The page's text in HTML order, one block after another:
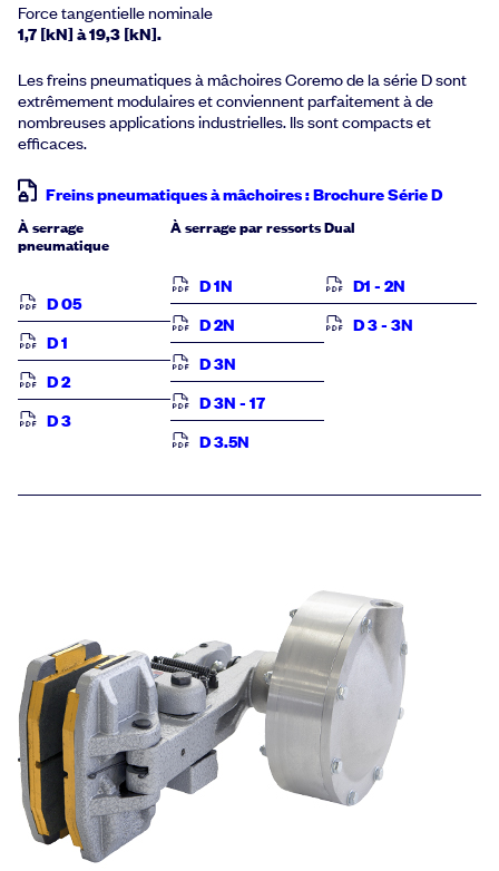
Force tangentielle nominale
1,7 [kN] à 19,3 [kN].
Les freins pneumatiques à mâchoires Coremo de la série D sont
extrêmement modulaires et conviennent parfaitement à de
nombreuses applications industrielles. Ils sont compacts et
efficaces.
Freins pneumatiques à mâchoires : Brochure Série D
À serrage
pneumatique
D 05
D 1
D 2
D 3
À serrage par ressorts
D 1N
D 2N
D 3N
D 3N - 17
D 3.5N
Dual
D1 - 2N
D 3 - 3N